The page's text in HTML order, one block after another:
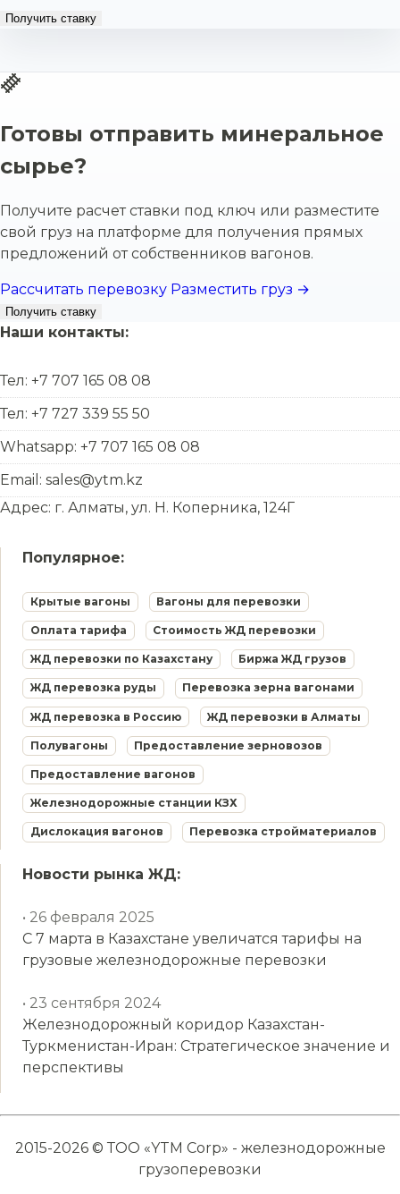
Получить ставку
Готовы отправить минеральное
сырье?
Получите расчет ставки под ключ или разместите
свой груз на платформе для получения прямых
предложений от собственников вагонов.
Рассчитать перевозку Разместить груз →
Получить ставку
Наши контакты:
Тел: +7 707 165 08 08
Тел: +7 727 339 55 50
Whatsapp: +7 707 165 08 08
Email: sales@ytm.kz
Адрес: г. Алматы, ул. Н. Коперника, 124Г
Популярное:
Крытые вагоны Вагоны для перевозки
Оплата тарифа Стоимость ЖД перевозки
ЖД перевозки по Казахстану Биржа ЖД грузов
ЖД перевозка руды Перевозка зерна вагонами
ЖД перевозка в Россию ЖД перевозки в Алматы
Полувагоны Предоставление зерновозов
Предоставление вагонов
Железнодорожные станции КЗХ
Дислокация вагонов Перевозка стройматериалов
Новости рынка ЖД:
• 26 февраля 2025
С 7 марта в Казахстане увеличатся тарифы на
грузовые железнодорожные перевозки
• 23 сентября 2024
Железнодорожный коридор Казахстан-
Туркменистан-Иран: Стратегическое значение и
перспективы
2015-2026 © ТОО «YTM Corp» - железнодорожные
грузоперевозки